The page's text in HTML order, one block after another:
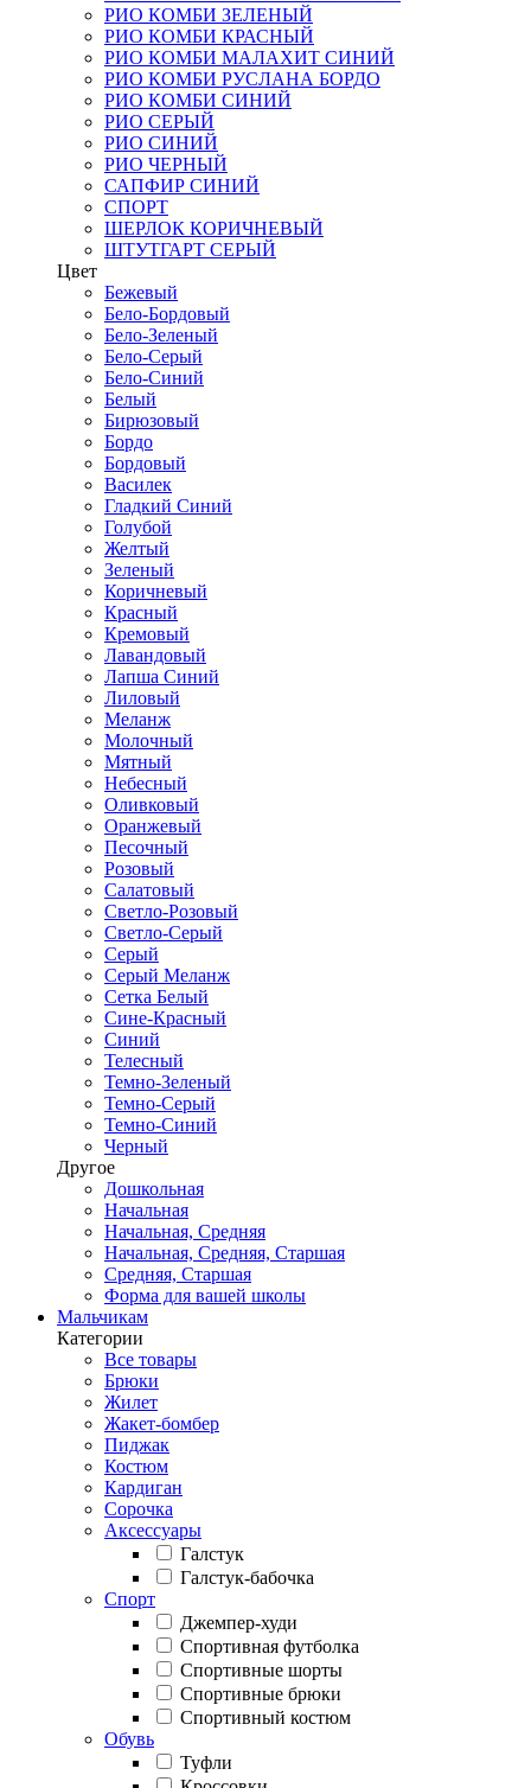
РИО КОМБИ ЗЕЛЕНЫЙ
РИО КОМБИ КРАСНЫЙ
РИО КОМБИ МАЛАХИТ СИНИЙ
РИО КОМБИ РУСЛАНА БОРДО
РИО КОМБИ СИНИЙ
РИО СЕРЫЙ
РИО СИНИЙ
РИО ЧЕРНЫЙ
САПФИР СИНИЙ
СПОРТ
ШЕРЛОК КОРИЧНЕВЫЙ
ШТУТГАРТ СЕРЫЙ
Цвет
Бежевый
Бело-Бордовый
Бело-Зеленый
Бело-Серый
Бело-Синий
Белый
Бирюзовый
Бордо
Бордовый
Василек
Гладкий Синий
Голубой
Желтый
Зеленый
Коричневый
Красный
Кремовый
Лавандовый
Лапша Синий
Лиловый
Меланж
Молочный
Мятный
Небесный
Оливковый
Оранжевый
Песочный
Розовый
Салатовый
Светло-Розовый
Светло-Серый
Серый
Серый Меланж
Сетка Белый
Сине-Красный
Синий
Телесный
Темно-Зеленый
Темно-Серый
Темно-Синий
Черный
Другое
Дошкольная
Начальная
Начальная, Средняя
Начальная, Средняя, Старшая
Средняя, Старшая
Форма для вашей школы
Мальчикам
Категории
Все товары
Брюки
Жилет
Жакет-бомбер
Пиджак
Костюм
Кардиган
Сорочка
Аксессуары
Галстук
Галстук-бабочка
Спорт
Джемпер-худи
Спортивная футболка
Спортивные шорты
Спортивные брюки
Спортивный костюм
Обувь
Туфли